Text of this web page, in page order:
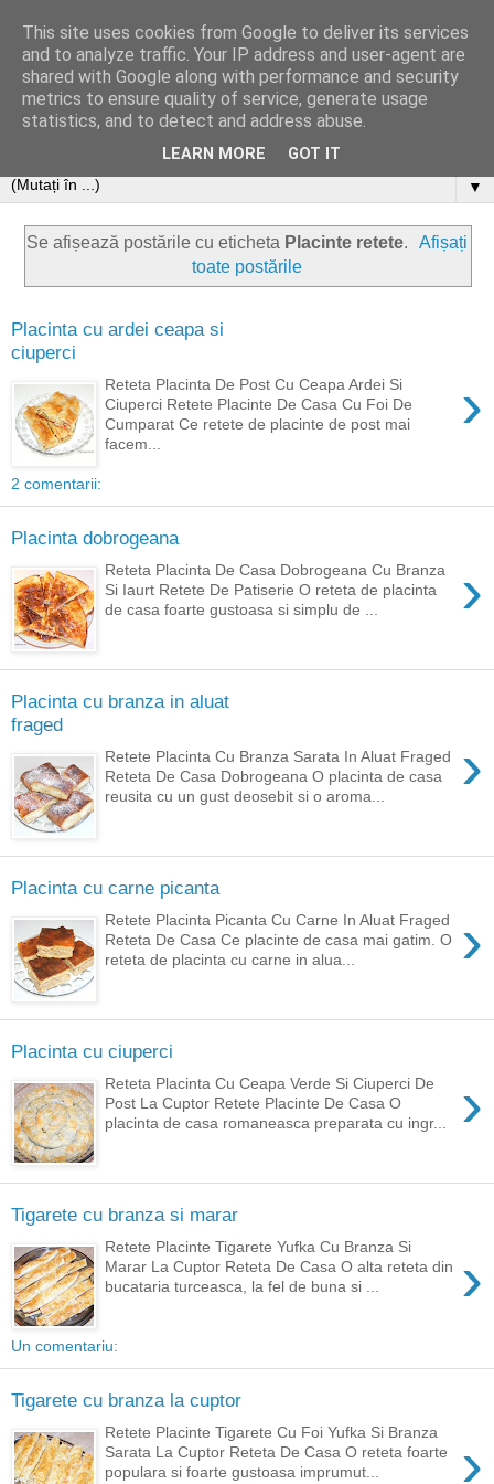
▼
Se afișează postările cu eticheta Placinte retete.
Afișați
toate postările
Placinta cu ardei ceapa si
ciuperci
›
Reteta Placinta De Post Cu Ceapa Ardei Si
Ciuperci Retete Placinte De Casa Cu Foi De
Cumparat Ce retete de placinte de post mai
facem...
2 comentarii:
Placinta dobrogeana
›
Reteta Placinta De Casa Dobrogeana Cu Branza
Si Iaurt Retete De Patiserie O reteta de placinta
de casa foarte gustoasa si simplu de ...
Placinta cu branza in aluat
fraged
›
Retete Placinta Cu Branza Sarata In Aluat Fraged
Reteta De Casa Dobrogeana O placinta de casa
reusita cu un gust deosebit si o aroma...
Placinta cu carne picanta
›
Retete Placinta Picanta Cu Carne In Aluat Fraged
Reteta De Casa Ce placinte de casa mai gatim. O
reteta de placinta cu carne in alua...
Placinta cu ciuperci
›
Reteta Placinta Cu Ceapa Verde Si Ciuperci De
Post La Cuptor Retete Placinte De Casa O
placinta de casa romaneasca preparata cu ingr...
Tigarete cu branza si marar
›
Retete Placinte Tigarete Yufka Cu Branza Si
Marar La Cuptor Reteta De Casa O alta reteta din
bucataria turceasca, la fel de buna si ...
Un comentariu:
Tigarete cu branza la cuptor
›
Retete Placinte Tigarete Cu Foi Yufka Si Branza
Sarata La Cuptor Reteta De Casa O reteta foarte
populara si foarte gustoasa imprumut...
This site uses cookies from Google to deliver its services
and to analyze traffic. Your IP address and user-agent are
shared with Google along with performance and security
metrics to ensure quality of service, generate usage
statistics, and to detect and address abuse.
LEARN MORE GOT IT